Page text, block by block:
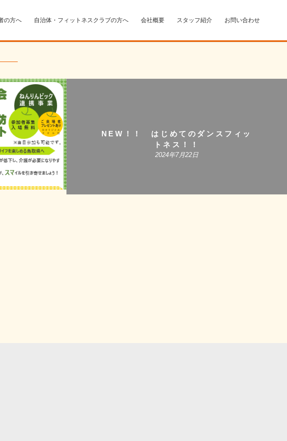
の方へ 自治体・フィットネスクラブの方へ 会社概要 スタッフ紹介 お問い合わせ
NEW！！ はじめてのダンスフィッ
トネス！！
2024年7月22日